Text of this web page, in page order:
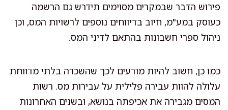
פירוש הדבר שבמקרים מסוימים תידרש גם הרשמה
כעוסק במע"מ, חיוב בדיווחים נוספים לרשויות המס, וכן
ניהול ספרי חשבונות בהתאם לדיני המס.
כמו כן, חשוב להיות מודעים לכך שהשכרה בלתי מדווחת
עלולה להוות עבירה פלילית על עבירות מס. רשות
המסים מגבירה את אכיפתה בנושא, ובשנים האחרונות